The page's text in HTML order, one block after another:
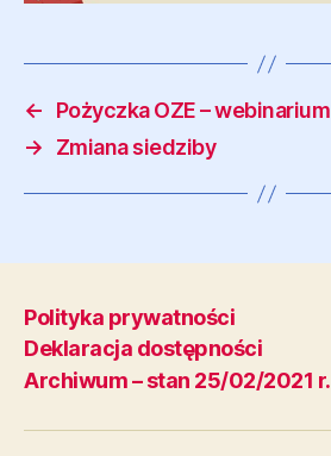
←
Pożyczka OZE – webinarium
→
Zmiana siedziby
Polityka prywatności
Deklaracja dostępności
Archiwum – stan 25/02/2021 r.